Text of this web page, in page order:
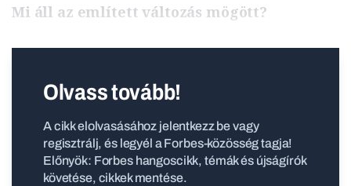
Mi áll az említett változás mögött?
Olvass tovább!
A cikk elolvasásához jelentkezz be vagy
regisztrálj, és legyél a Forbes-közösség tagja!
Előnyök: Forbes hangoscikk, témák és újságírók
követése, cikkek mentése.